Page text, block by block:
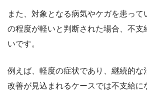
また、対象となる病気やケガを患っ
の程度が軽いと判断された場合、不支
いです。
例えば、軽度の症状であり、継続的な
改善が見込まれるケースでは不支給に